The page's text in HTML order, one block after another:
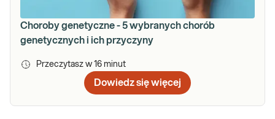
Choroby genetyczne - 5 wybranych chorób
genetycznych i ich przyczyny
Przeczytasz w 16 minut
Dowiedz się więcej